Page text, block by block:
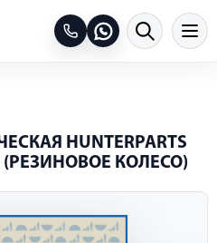
HUNTERPARTS
(РЕЗИНОВОЕ КОЛЕСО)